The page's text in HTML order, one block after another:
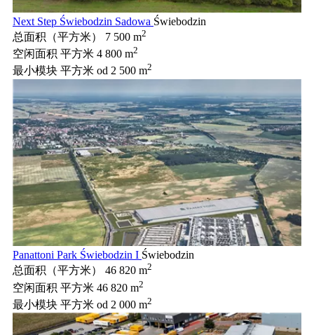
Next Step Świebodzin Sadowa Świebodzin
总面积（平方米）
7 500 m2
空闲面积 平方米 4 800 m2
最小模块 平方米 od 2 500 m2
Panattoni Park Świebodzin I Świebodzin
总面积（平方米）
46 820 m2
空闲面积 平方米 46 820 m2
最小模块 平方米 od 2 000 m2